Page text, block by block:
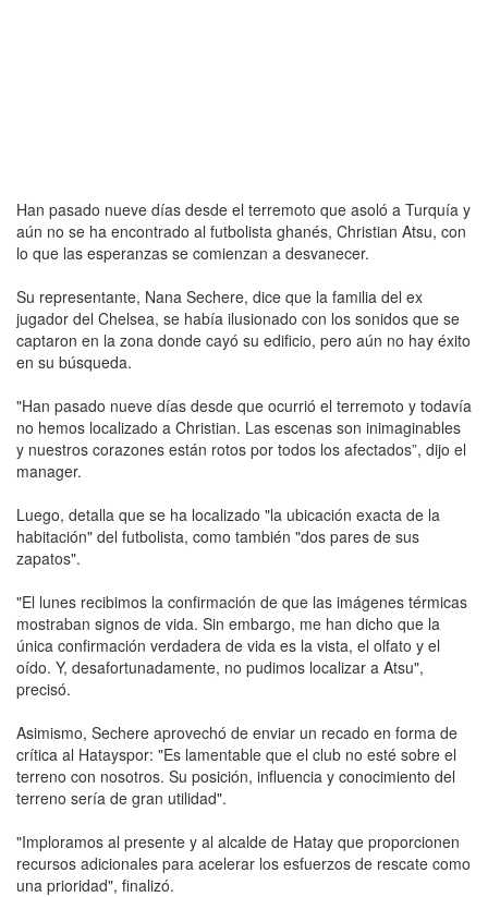
Han pasado nueve días desde el terremoto que asoló a Turquía y
aún no se ha encontrado al futbolista ghanés, Christian Atsu, con
lo que las esperanzas se comienzan a desvanecer.
Su representante, Nana Sechere, dice que la familia del ex
jugador del Chelsea, se había ilusionado con los sonidos que se
captaron en la zona donde cayó su edificio, pero aún no hay éxito
en su búsqueda.
"Han pasado nueve días desde que ocurrió el terremoto y todavía
no hemos localizado a Christian. Las escenas son inimaginables
y nuestros corazones están rotos por todos los afectados”, dijo el
manager.
Luego, detalla que se ha localizado "la ubicación exacta de la
habitación" del futbolista, como también "dos pares de sus
zapatos".
"El lunes recibimos la confirmación de que las imágenes térmicas
mostraban signos de vida. Sin embargo, me han dicho que la
única confirmación verdadera de vida es la vista, el olfato y el
oído. Y, desafortunadamente, no pudimos localizar a Atsu",
precisó.
Asimismo, Sechere aprovechó de enviar un recado en forma de
crítica al Hatayspor: "Es lamentable que el club no esté sobre el
terreno con nosotros. Su posición, influencia y conocimiento del
terreno sería de gran utilidad".
"Imploramos al presente y al alcalde de Hatay que proporcionen
recursos adicionales para acelerar los esfuerzos de rescate como
una prioridad", finalizó.